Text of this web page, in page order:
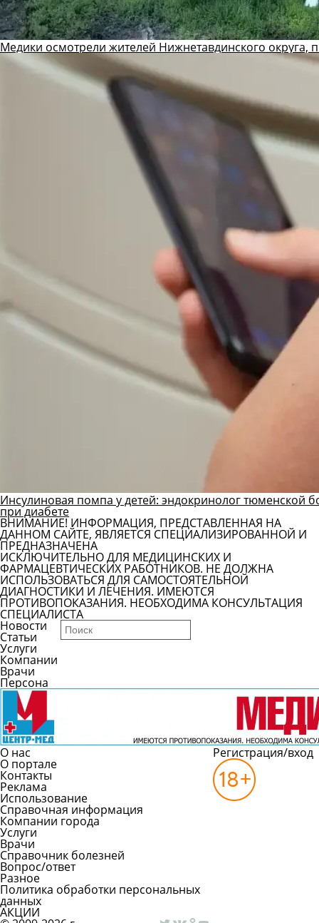
Медики осмотрели жителей Нижнетавдинского округа,
Инсулиновая помпа у детей: эндокринолог тюменской
при диабете
ВНИМАНИЕ! ИНФОРМАЦИЯ, ПРЕДСТАВЛЕННАЯ НА
ДАННОМ САЙТЕ, ЯВЛЯЕТСЯ СПЕЦИАЛИЗИРОВАННОЙ И
ПРЕДНАЗНАЧЕНА
ИСКЛЮЧИТЕЛЬНО ДЛЯ МЕДИЦИНСКИХ И
ФАРМАЦЕВТИЧЕСКИХ РАБОТНИКОВ. НЕ ДОЛЖНА
ИСПОЛЬЗОВАТЬСЯ ДЛЯ САМОСТОЯТЕЛЬНОЙ
ДИАГНОСТИКИ И ЛЕЧЕНИЯ. ИМЕЮТСЯ
ПРОТИВОПОКАЗАНИЯ. НЕОБХОДИМА КОНСУЛЬТАЦИЯ
СПЕЦИАЛИСТА
Новости
Статьи
Услуги
Компании
Врачи
Персона
О нас
О портале
Контакты
Реклама
Использование
Справочная информация
Компании города
Услуги
Врачи
Справочник болезней
Вопрос/ответ
Разное
Политика обработки персональных
данных
АКЦИИ
Регистрация/вход